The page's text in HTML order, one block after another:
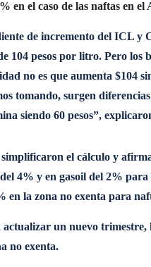
en el caso de las naftas en
de incremento del ICL y
104 pesos por litro. Pero los
no es que aumenta $104
tomando, surgen
siendo 60 pesos”,
el cálculo y
4% y en gasoil del 2%
en la zona no exenta para
un nuevo
no exenta.